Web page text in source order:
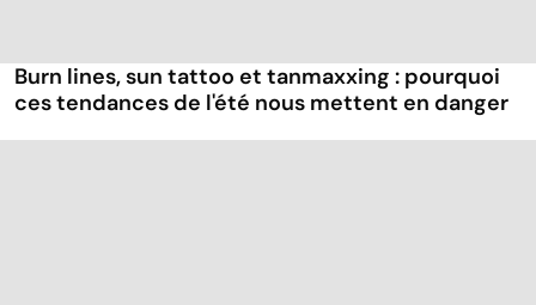
Burn lines, sun tattoo et tanmaxxing : pourquoi
ces tendances de l'été nous mettent en danger